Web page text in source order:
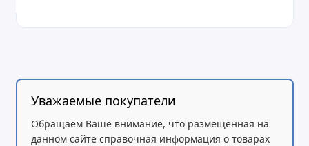
организации.
Поддержка до 1500 пользователей и до 200
одновременных вызовов
абонентских SIP-устройств от компании
Уважаемые покупатели
Обращаем Ваше внимание, что размещенная на
данном сайте справочная информация о товарах